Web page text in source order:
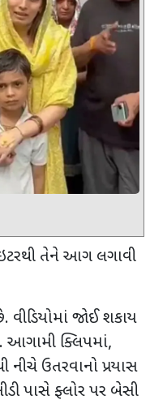
તેને આગ લગાવી
જોઈ શકાય
આગામી ક્લિપમાં,
ઉતરવાનો પ્રયાસ
પાસે ફ્લોર પર બેસી